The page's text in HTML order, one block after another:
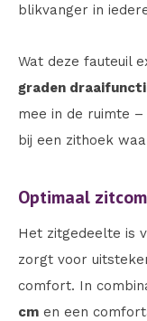
blikvanger in
Wat deze fauteuil
graden
mee in de ruimte
bij een zithoek
Optimaal
Het zitgedeelte is
zorgt voor
comfort. In
cm en een